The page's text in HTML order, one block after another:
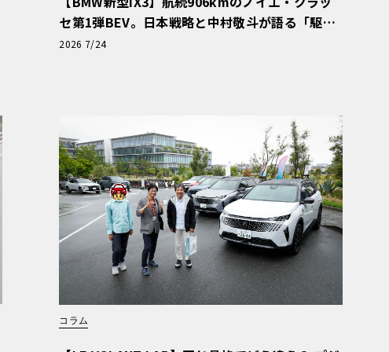
セ第1弾BEV。日本戦略と中村敬斗が語る「駆け
ぬける歓び」
2026 7/24
コラム